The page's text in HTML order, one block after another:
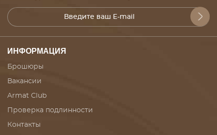
ИНФОРМАЦИЯ
Брошюры
Вакансии
Armat Club
Проверка подлинности
Контакты